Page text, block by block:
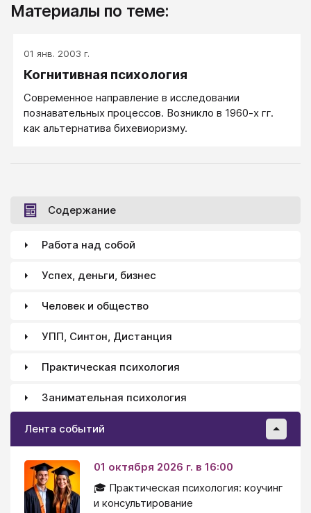
Материалы по теме:
01 янв. 2003 г.
Когнитивная психология
Современное направление в исследовании
познавательных процессов. Возникло в 1960-х гг.
как альтернатива бихевиоризму.
Содержание
Работа над собой
Успех, деньги, бизнес
Человек и общество
УПП, Синтон, Дистанция
Практическая психология
Занимательная психология
Лента событий
01 октября 2026 г. в 16:00
🎓 Практическая психология: коучинг
и консультирование